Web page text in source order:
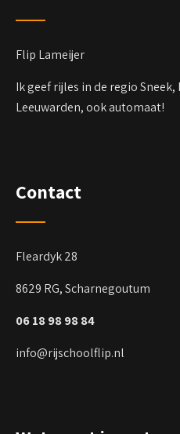
Flip Lameijer
Ik geef rijles in de regio
Leeuwarden, ook automaat!
Contact
Fleardyk 28
8629 RG, Scharnegoutum
06 18 98 98 84
info@rijschoolflip.nl